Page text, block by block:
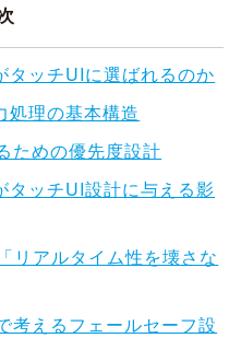
タッチUIに選ばれるのか
処理の基本構造
ための優先度設計
タッチUI設計に与える影
リアルタイム性を壊さな
考えるフェールセーフ設